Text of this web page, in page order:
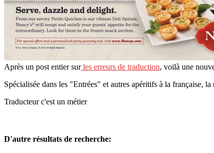
Après un post entier surles erreurs de traduction, voilà une
Spécialisée dans les "Entrées" et autres apéritifs à la française,
Traducteur c'est un métier
D'autre résultats de recherche: